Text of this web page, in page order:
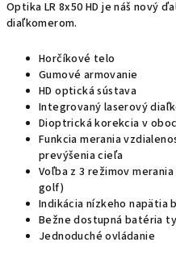
Optika LR 8x50 HD je náš nový
diaľkomerom.
Horčíkové telo
Gumové armovanie
HD optická sústava
Integrovaný laserový
Dioptrická korekcia v
Funkcia merania
prevýšenia cieľa
Voľba z 3 režimov
golf)
Indikácia nízkeho napätia
Bežne dostupná batéria
Jednoduché ovládanie